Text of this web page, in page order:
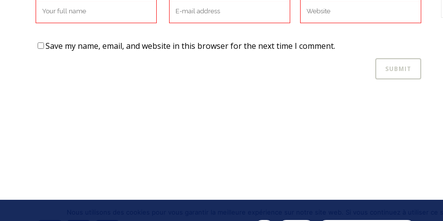
Save my name, email, and website in this browser for the next time I comment.